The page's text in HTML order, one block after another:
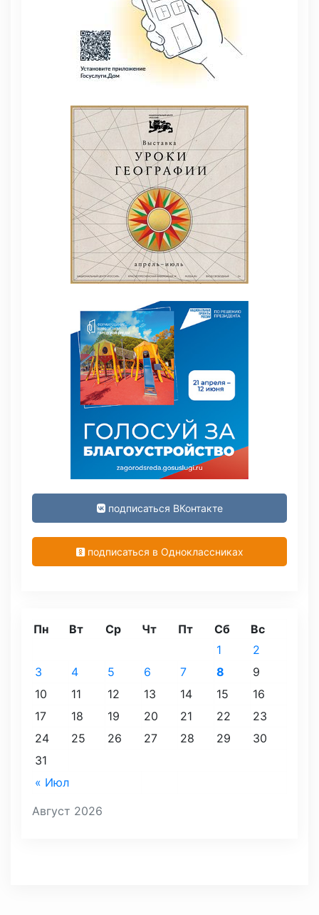
подписаться ВКонтакте
подписаться в Одноклассниках
Август 2026
Пн Вт Ср Чт Пт Сб Вс
« Июл
1
2
3
4 5 6 7 8
9
10
11 12 13 14 15
16
17
18 19 20 21 22
23
24
25 26 27 28 29
30
31